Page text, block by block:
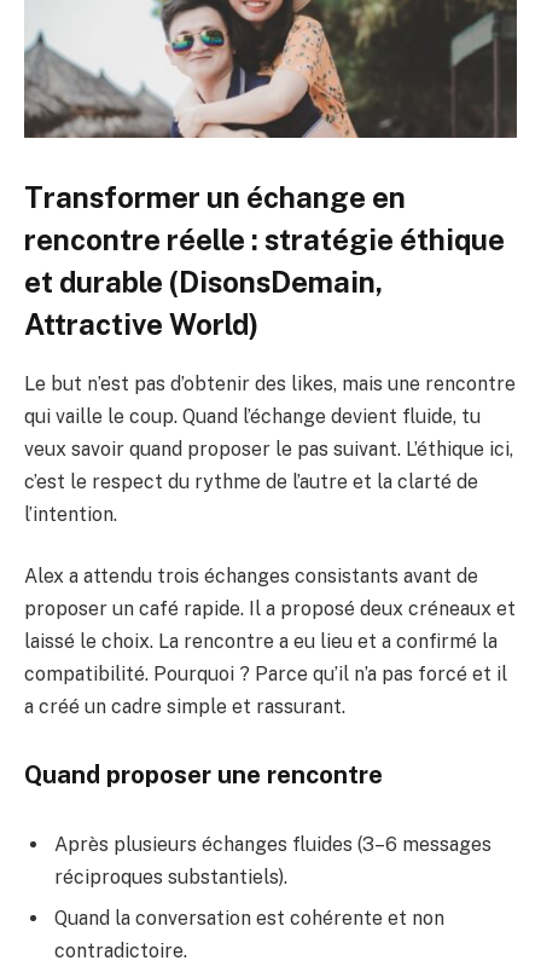
Transformer un échange en
rencontre réelle : stratégie éthique
et durable (DisonsDemain,
Attractive World)
Le but n’est pas d’obtenir des likes, mais une rencontre
qui vaille le coup. Quand l’échange devient fluide, tu
veux savoir quand proposer le pas suivant. L’éthique ici,
c’est le respect du rythme de l’autre et la clarté de
l’intention.
Alex a attendu trois échanges consistants avant de
proposer un café rapide. Il a proposé deux créneaux et
laissé le choix. La rencontre a eu lieu et a confirmé la
compatibilité. Pourquoi ? Parce qu’il n’a pas forcé et il
a créé un cadre simple et rassurant.
Quand proposer une rencontre
Après plusieurs échanges fluides (3–6 messages
réciproques substantiels).
Quand la conversation est cohérente et non
contradictoire.